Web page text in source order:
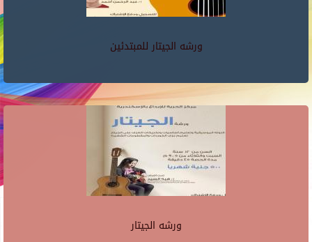
ورشه الجيتار للمبتدئين
ورشه الجيتار